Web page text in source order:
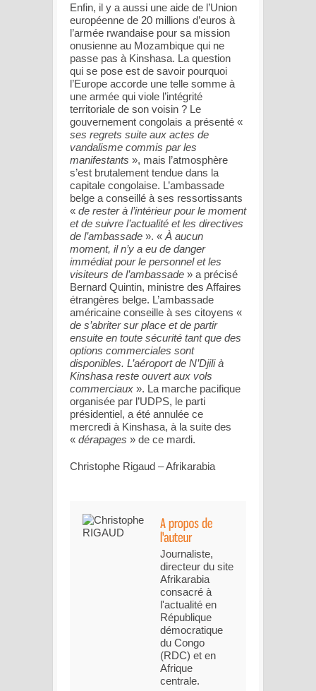
Enfin, il y a aussi une aide de l’Union
européenne de 20 millions d’euros à
l’armée rwandaise pour sa mission
onusienne au Mozambique qui ne
passe pas à Kinshasa. La question
qui se pose est de savoir pourquoi
l’Europe accorde une telle somme à
une armée qui viole l’intégrité
territoriale de son voisin ? Le
gouvernement congolais a présenté «
ses regrets suite aux actes de
vandalisme commis par les
manifestants », mais l’atmosphère
s’est brutalement tendue dans la
capitale congolaise. L’ambassade
belge a conseillé à ses ressortissants
« de rester à l’intérieur pour le moment
et de suivre l’actualité et les directives
de l’ambassade ». «À aucun
moment, il n’y a eu de danger
immédiat pour le personnel et les
visiteurs de l’ambassade » a précisé
Bernard Quintin, ministre des Affaires
étrangères belge. L’ambassade
américaine conseille à ses citoyens «
de s’abriter sur place et de partir
ensuite en toute sécurité tant que des
options commerciales sont
disponibles. L’aéroport de N’Djili à
Kinshasa reste ouvert aux vols
commerciaux ». La marche pacifique
organisée par l’UDPS, le parti
présidentiel, a été annulée ce
mercredi à Kinshasa, à la suite des
« dérapages » de ce mardi.
Christophe Rigaud – Afrikarabia
Journaliste,
directeur du site
Afrikarabia
consacré à
l'actualité en
République
démocratique
du Congo
(RDC) et en
Afrique
centrale.